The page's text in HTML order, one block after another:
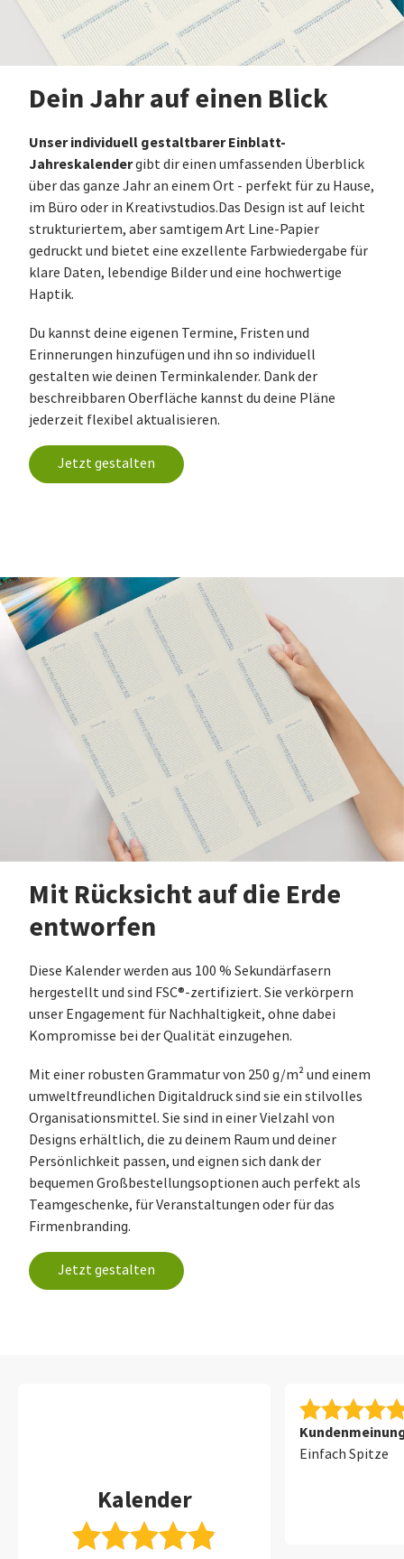
Dein Jahr auf einen Blick
Unser individuell gestaltbarer Einblatt-
Jahreskalendergibt dir einen umfassenden Überblick
über das ganze Jahr an einem Ort - perfekt für zu Hause,
im Büro oder in Kreativstudios.Das Design ist auf leicht
strukturiertem, aber samtigem Art Line-Papier
gedruckt und bietet eine exzellente Farbwiedergabe für
klare Daten, lebendige Bilder und eine hochwertige
Haptik.
Du kannst deine eigenen Termine, Fristen und
Erinnerungen hinzufügen und ihn so individuell
gestalten wie deinen Terminkalender. Dank der
beschreibbaren Oberfläche kannst du deine Pläne
jederzeit flexibel aktualisieren.
Jetzt gestalten
Mit Rücksicht auf die Erde
entworfen
Diese Kalender werden aus 100 % Sekundärfasern
hergestellt und sind FSC®-zertifiziert. Sie verkörpern
unser Engagement für Nachhaltigkeit, ohne dabei
Kompromisse bei der Qualität einzugehen.
Mit einer robusten Grammatur von 250 g/m² und einem
umweltfreundlichen Digitaldruck sind sie ein stilvolles
Organisationsmittel. Sie sind in einer Vielzahl von
Designs erhältlich, die zu deinem Raum und deiner
Persönlichkeit passen, und eignen sich dank der
bequemen Großbestellungsoptionen auch perfekt als
Teamgeschenke, für Veranstaltungen oder für das
Firmenbranding.
Jetzt gestalten
Kalender
Einfach Spitze